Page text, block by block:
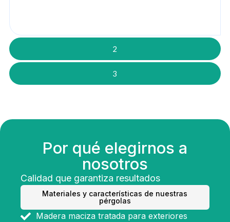
2
3
Por qué elegirnos a
nosotros
Calidad que garantiza resultados
Materiales y características de nuestras
pérgolas
Madera maciza tratada para exteriores